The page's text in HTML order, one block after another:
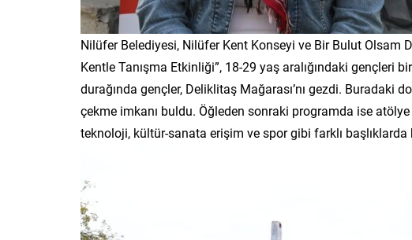
Nilüfer Belediyesi, Nilüfer Kent Konseyi ve Bir Bulut Olsam
Kentle Tanışma Etkinliği”, 18-29 yaş aralığındaki gençleri
durağında gençler, Deliklitaş Mağarası’nı gezdi.
çekme imkanı buldu. Öğleden sonraki programda ise
teknoloji, kültür-sanata erişim ve spor gibi farklı